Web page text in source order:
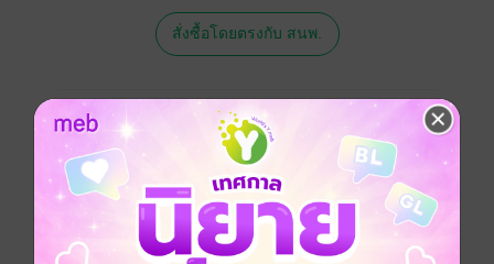
สั่งซื้อโดยตรงกับ สนพ.
เรื่องที่คุณน่าจะสนใจ